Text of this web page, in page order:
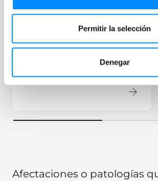
Permitir la selección
Denegar
(ITU), son más comunes de lo
que piensa. Pero hay muchas
disponibles.
Afectaciones o patologías